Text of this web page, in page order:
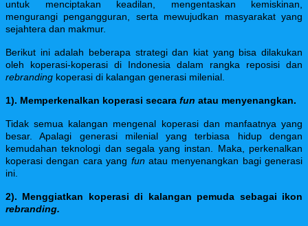
untuk menciptakan keadilan, mengentaskan kemiskinan,
mengurangi pengangguran, serta mewujudkan masyarakat yang
sejahtera dan makmur.
Berikut ini adalah beberapa strategi dan kiat yang bisa dilakukan
oleh koperasi-koperasi di Indonesia dalam rangka reposisi dan
rebranding koperasi di kalangan generasi milenial.
1). Memperkenalkan koperasi secara fun atau menyenangkan.
Tidak semua kalangan mengenal koperasi dan manfaatnya yang
besar. Apalagi generasi milenial yang terbiasa hidup dengan
kemudahan teknologi dan segala yang instan. Maka, perkenalkan
koperasi dengan cara yang funatau menyenangkan bagi generasi
ini.
2). Menggiatkan koperasi di kalangan pemuda sebagai ikon
rebranding.